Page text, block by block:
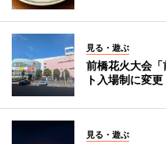
見る・遊ぶ
前橋花火大会
ト入場制に変更
見る・遊ぶ